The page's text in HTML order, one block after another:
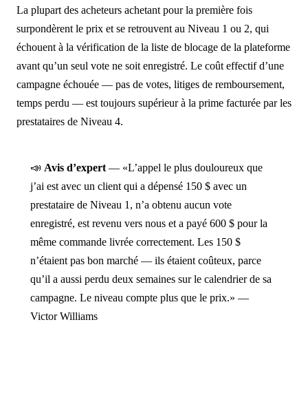
La plupart des acheteurs achetant pour la première fois
surpondèrent le prix et se retrouvent au Niveau 1 ou 2, qui
échouent à la vérification de la liste de blocage de la plateforme
avant qu’un seul vote ne soit enregistré. Le coût effectif d’une
campagne échouée — pas de votes, litiges de remboursement,
temps perdu — est toujours supérieur à la prime facturée par les
prestataires de Niveau 4.
📣 Avis d’expert — «L’appel le plus douloureux que
j’ai est avec un client qui a dépensé 150 $ avec un
prestataire de Niveau 1, n’a obtenu aucun vote
enregistré, est revenu vers nous et a payé 600 $ pour la
même commande livrée correctement. Les 150 $
n’étaient pas bon marché — ils étaient coûteux, parce
qu’il a aussi perdu deux semaines sur le calendrier de sa
campagne. Le niveau compte plus que le prix.» —
Victor Williams